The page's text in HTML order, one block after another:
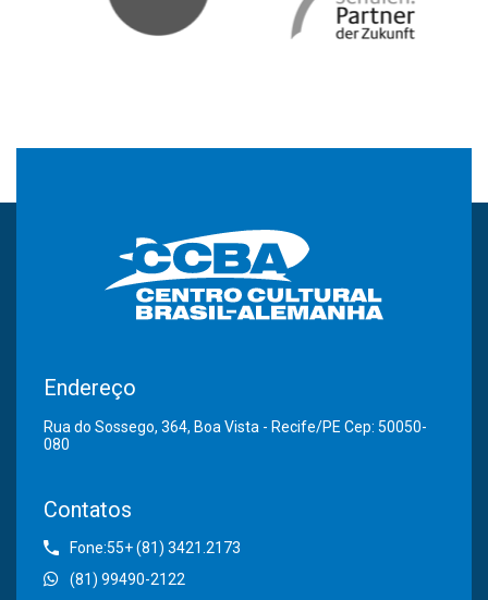
Endereço
Rua do Sossego, 364, Boa Vista - Recife/PE Cep: 50050-
080
Contatos
Fone:55+ (81) 3421.2173
(81) 99490-2122